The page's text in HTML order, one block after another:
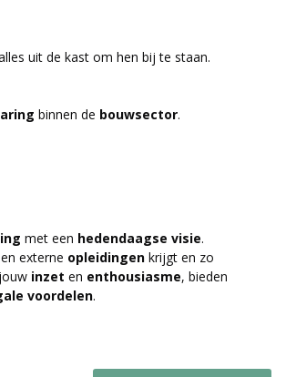
uit de kast om hen bij te staan.
binnen de bouwsector.
met een hedendaagse visie.
externe opleidingen krijgt en zo
inzet en enthousiasme, bieden
voordelen.